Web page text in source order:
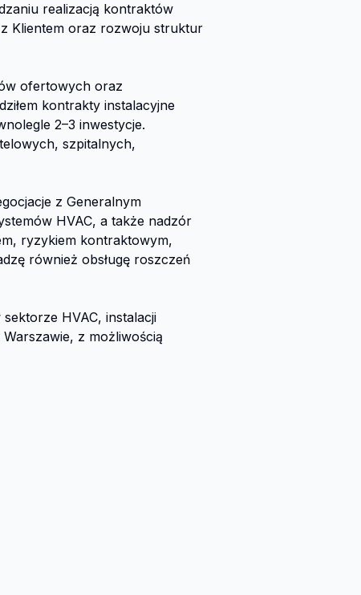
realizacją kontraktów
Klientem oraz rozwoju struktur
ofertowych oraz
kontrakty instalacyjne
2–3 inwestycje.
szpitalnych,
z Generalnym
HVAC, a także nadzór
ryzykiem kontraktowym,
również obsługę roszczeń
HVAC, instalacji
z możliwością